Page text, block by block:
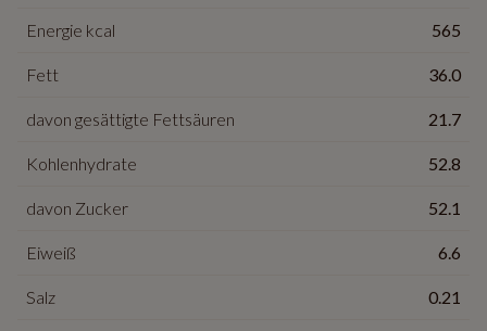
Energie kcal 565
Fett 36.0
davon gesättigte Fettsäuren 21.7
Kohlenhydrate 52.8
davon Zucker 52.1
Eiweiß 6.6
Salz 0.21